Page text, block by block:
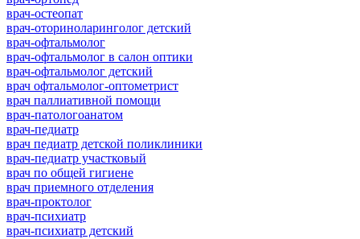
врач-остеопат
врач-оториноларинголог детский
врач-офтальмолог
врач-офтальмолог в салон оптики
врач-офтальмолог детский
врач офтальмолог-оптометрист
врач паллиативной помощи
врач-патологоанатом
врач-педиатр
врач педиатр детской поликлиники
врач-педиатр участковый
врач по общей гигиене
врач приемного отделения
врач-проктолог
врач-психиатр
врач-психиатр детский